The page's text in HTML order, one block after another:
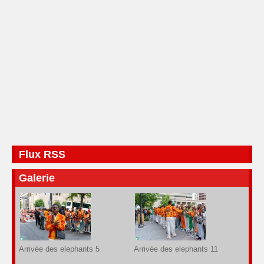
Flux RSS
Galerie
Arrivée des elephants 5 Arrivée des elephants 11